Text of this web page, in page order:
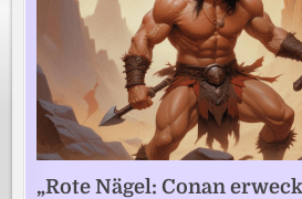
„Rote Nägel: Conan